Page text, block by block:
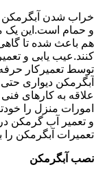
خراب شدن
و حمام است.این یک
هم باعث شده تا
کنند.عیب یابی و
توسط تعمیرکار
آبگرمکن دیواری
علاقه به کارهای
امورات منزل را
و تعمیر آب گرمکن
تعمیرات آبگرمکن را
نصب آبگرمکن